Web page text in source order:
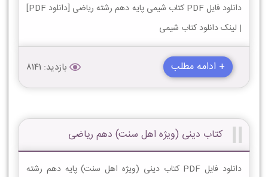
دانلود فایل PDF کتاب شیمی پایه دهم رشته ریاضی [دانلود PDF]
| لینک دانلود کتاب شیمی
+ ادامه مطلب بازدید: 8141
کتاب دینی (ویژه اهل سنت) دهم ریاضی
دانلود فایل PDF کتاب دینی (ویژه اهل سنت) پایه دهم رشته